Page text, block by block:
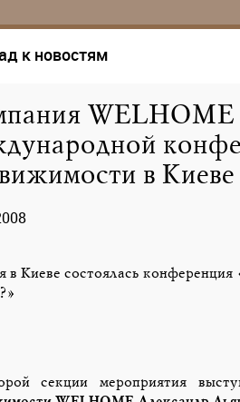
к новостям
WELHOME
в Киеве
в Киеве состоялась
секции мероприятия